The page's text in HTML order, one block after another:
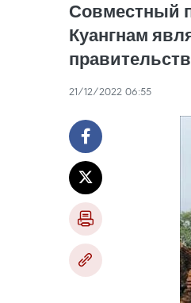
Совместный
Куангнам
21/12/2022 06:55